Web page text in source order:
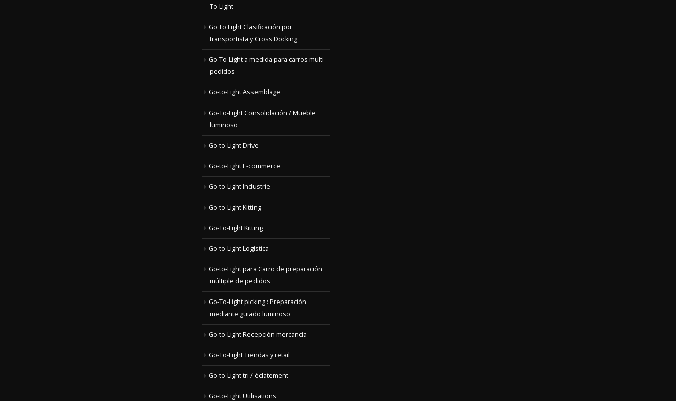
To-Light
Go To Light Clasificación por
transportista y Cross Docking
Go-To-Light a medida para carros multi-
pedidos
Go-to-Light Assemblage
Go-To-Light Consolidación / Mueble
luminoso
Go-to-Light Drive
Go-to-Light E-commerce
Go-to-Light Industrie
Go-to-Light Kitting
Go-To-Light Kitting
Go-to-Light Logística
Go-to-Light para Carro de preparación
múltiple de pedidos
Go-To-Light picking : Preparación
mediante guiado luminoso
Go-to-Light Recepción mercancía
Go-To-Light Tiendas y retail
Go-to-Light tri / éclatement
Go-to-Light Utilisations